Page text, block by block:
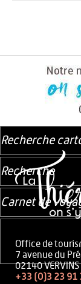
Office de
7 avenue du
02140 VERVINS
+33 (0)3 23 91
Recherche
Recherche
Carnet de